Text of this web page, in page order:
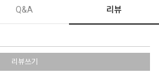
Q&A 리뷰
리뷰쓰기